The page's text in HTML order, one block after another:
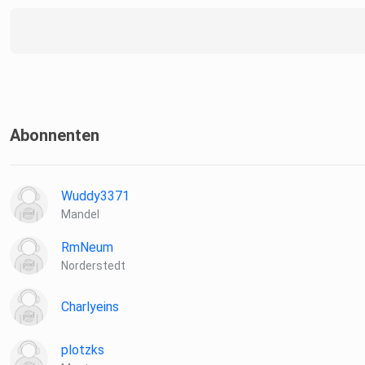
Abonnenten
Wuddy3371
Mandel
RmNeum
Norderstedt
Charlyeins
plotzks